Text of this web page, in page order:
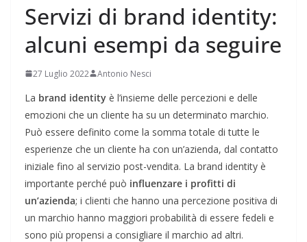
Servizi di brand identity:
alcuni esempi da seguire
27 Luglio 2022 Antonio Nesci
La brand identity è l’insieme delle percezioni e delle
emozioni che un cliente ha su un determinato marchio.
Può essere definito come la somma totale di tutte le
esperienze che un cliente ha con un’azienda, dal contatto
iniziale fino al servizio post-vendita. La brand identity è
importante perché può influenzare i profitti di
un’azienda; i clienti che hanno una percezione positiva di
un marchio hanno maggiori probabilità di essere fedeli e
sono più propensi a consigliare il marchio ad altri.